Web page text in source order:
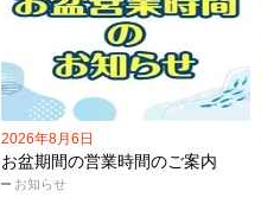
2026年8月6日
お知らせ
お盆期間の営業時間のご案内